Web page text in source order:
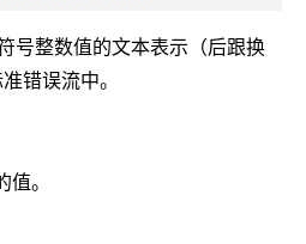
号整数值的文本表示（后跟换
错误流中。
。